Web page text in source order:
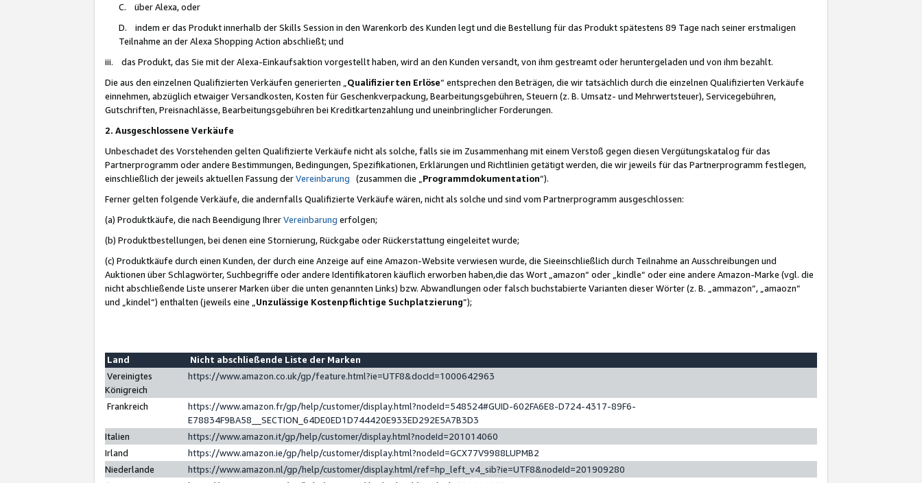
C. über Alexa, oder
D. indem er das Produkt innerhalb der Skills Session in den Warenkorb des Kunden legt und die Bestellung für das Produkt spätestens 89 Tage nach seiner erstmaligen
Teilnahme an der Alexa Shopping Action abschließt; und
iii. das Produkt, das Sie mit der Alexa-Einkaufsaktion vorgestellt haben, wird an den Kunden versandt, von ihm gestreamt oder heruntergeladen und von ihm bezahlt.
Die aus den einzelnen Qualifizierten Verkäufen generierten „ Qualifizierten Erlöse“ entsprechen den Beträgen, die wir tatsächlich durch die einzelnen Qualifizierten Verkäufe
einnehmen, abzüglich etwaiger Versandkosten, Kosten für Geschenkverpackung, Bearbeitungsgebühren, Steuern (z. B. Umsatz- und Mehrwertsteuer), Servicegebühren,
Gutschriften, Preisnachlässe, Bearbeitungsgebühren bei Kreditkartenzahlung und uneinbringlicher Forderungen.
2. Ausgeschlossene Verkäufe
Unbeschadet des Vorstehenden gelten Qualifizierte Verkäufe nicht als solche, falls sie im Zusammenhang mit einem Verstoß gegen diesen Vergütungskatalog für das
Partnerprogramm oder andere Bestimmungen, Bedingungen, Spezifikationen, Erklärungen und Richtlinien getätigt werden, die wir jeweils für das Partnerprogramm festlegen,
einschließlich der jeweils aktuellen Fassung derVereinbarung (zusammen die „ Programmdokumentation“).
Ferner gelten folgende Verkäufe, die andernfalls Qualifizierte Verkäufe wären, nicht als solche und sind vom Partnerprogramm ausgeschlossen:
(a) Produktkäufe, die nach Beendigung IhrerVereinbarung erfolgen;
(b) Produktbestellungen, bei denen eine Stornierung, Rückgabe oder Rückerstattung eingeleitet wurde;
(c) Produktkäufe durch einen Kunden, der durch eine Anzeige auf eine Amazon-Website verwiesen wurde, die Sieeinschließlich durch Teilnahme an Ausschreibungen und
Auktionen über Schlagwörter, Suchbegriffe oder andere Identifikatoren käuflich erworben haben,die das Wort „amazon“ oder „kindle“ oder eine andere Amazon-Marke (vgl. die
nicht abschließende Liste unserer Marken über die unten genannten Links) bzw. Abwandlungen oder falsch buchstabierte Varianten dieser Wörter (z. B. „ammazon“, „amaozn“
und „kindel“) enthalten (jeweils eine „ Unzulässige Kostenpflichtige Suchplatzierung”);
Land
Nicht abschließende Liste der Marken
Vereinigtes
Königreich
https://www.amazon.co.uk/gp/feature.html?ie=UTF8&docId=1000642963
Frankreich
https://www.amazon.fr/gp/help/customer/display.html?nodeId=548524#GUID-602FA6E8-D724-4317-89F6-
E78834F9BA58__SECTION_64DE0ED1D744420E933ED292E5A7B3D3
Italien
https://www.amazon.it/gp/help/customer/display.html?nodeId=201014060
Irland
https://www.amazon.ie/gp/help/customer/display.html?nodeId=GCX77V9988LUPMB2
Niederlande
https://www.amazon.nl/gp/help/customer/display.html/ref=hp_left_v4_sib?ie=UTF8&nodeId=201909280